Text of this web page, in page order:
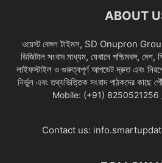
ABOUT
ওয়েস্ট বেঙ্গল টাইমস, SD Onupron
ডিজিটাল সংবাদ মাধ্যম, যেখানে পশ্চিমবঙ্গ, দেশ,
লাইফস্টাইল ও গুরুত্বপূর্ণ আপডেট দ্রুত এবং
নির্ভুল এবং তথ্যভিত্তিক সংবাদ পাঠকদের কাছে
Mobile: (+91)
Contact us: